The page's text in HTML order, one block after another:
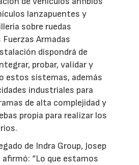
lanzapuentes y
sobre ruedas
Armadas
dispondrá de
probar, validar y
estos sistemas, además
industriales para
de alta complejidad y
propia para realizar los
de Indra Group, Josep
afirmó: “Lo que estamos